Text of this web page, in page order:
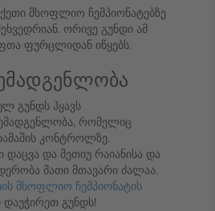
მსოფლიო ჩემპიონატებზე
ორივე გუნდი ამ
ფურცლიდან იწყებს.
გუნდს ჰყავს
რომელიც
კონტროლზე.
და მეთიუ რაიანისა და
მათი მთავარი ძალაა.
მსოფლიო ჩემპიონატის
დაუჭირეთ გუნდს!